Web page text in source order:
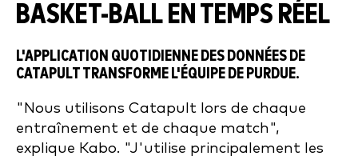
BASKET-BALL EN TEMPS RÉEL
L'APPLICATION QUOTIDIENNE DES DONNÉES DE
CATAPULT TRANSFORME L'ÉQUIPE DE PURDUE.
"Nous utilisons Catapult lors de chaque
entraînement et de chaque match",
explique Kabo. "J'utilise principalement les